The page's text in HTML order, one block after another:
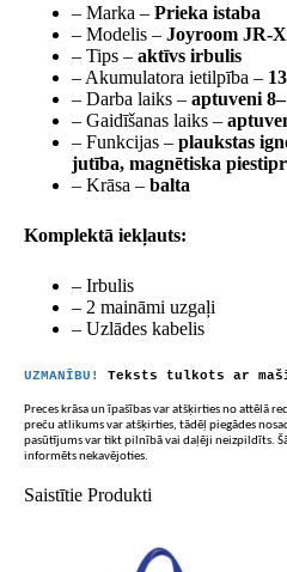
– Marka – Prieka istaba
– Modelis – Joyroom JR-
– Tips – aktīvs irbulis
– Akumulatora ietilpība –
– Darba laiks – aptuveni
– Gaidīšanas laiks –
– Funkcijas – plaukstas
jutība, magnētiska
– Krāsa – balta
Komplektā iekļauts:
– Irbulis
– 2 maināmi uzgaļi
– Uzlādes kabelis
UZMANĪBU! Teksts tulkots ar
Preces krāsa un īpašības var atšķirties no attēlā
preču atlikums var atšķirties, tādēļ piegādes
pasūtījums var tikt pilnībā vai daļēji neizpildīts.
informēts nekavējoties.
Saistītie Produkti